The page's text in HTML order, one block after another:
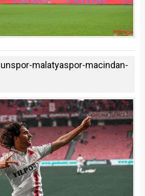
malatyaspor-macindan-